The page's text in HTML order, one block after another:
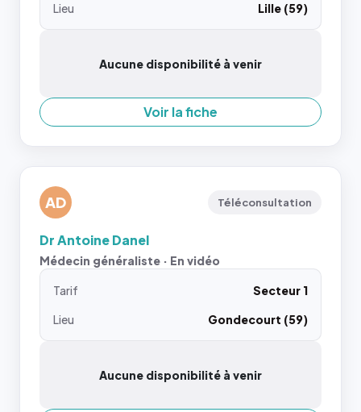
Lieu
Lille (59)
Aucune disponibilité à venir
Voir la fiche
AD Téléconsultation
Dr Antoine Danel
Médecin généraliste · En vidéo
Tarif
Secteur 1
Lieu
Gondecourt (59)
Aucune disponibilité à venir